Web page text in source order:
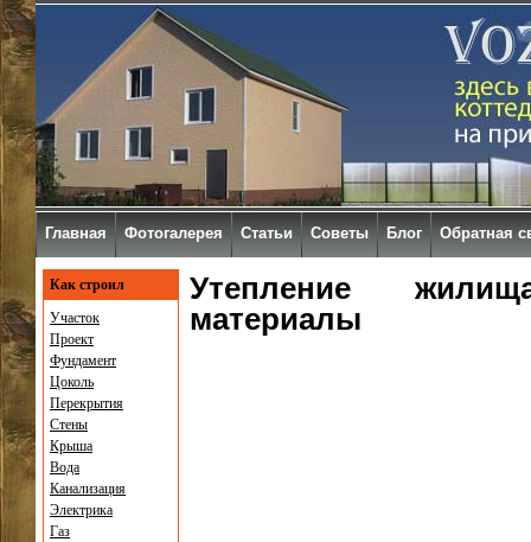
Утепление
материалы
Как строил
Участок
Проект
Фундамент
Цоколь
Перекрытия
Стены
Крыша
Вода
Канализация
Электрика
Газ
Главная Фотогалерея Статьи Советы Блог Обратная